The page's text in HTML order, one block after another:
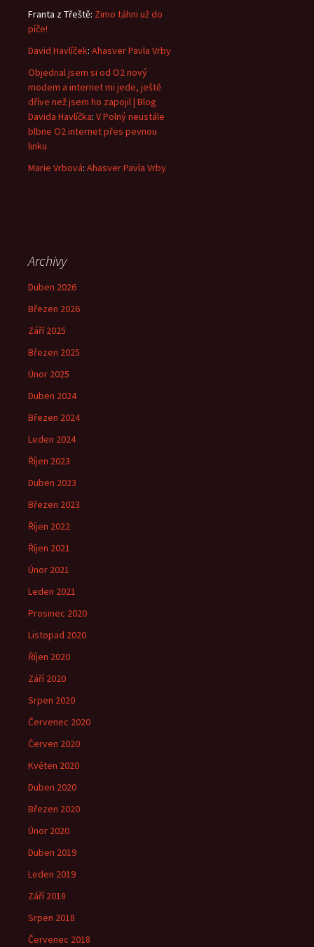
Franta z Třeště: Zimo táhni už do
píče!
David Havlíček: Ahasver Pavla Vrby
Objednal jsem si od O2 nový
modem a internet mi jede, ještě
dříve než jsem ho zapojil | Blog
Davida Havlíčka: V Polný neustále
blbne O2 internet přes pevnou
linku
Marie Vrbová: Ahasver Pavla Vrby
Archivy
Duben 2026
Březen 2026
Září 2025
Březen 2025
Únor 2025
Duben 2024
Březen 2024
Leden 2024
Říjen 2023
Duben 2023
Březen 2023
Říjen 2022
Říjen 2021
Únor 2021
Leden 2021
Prosinec 2020
Listopad 2020
Říjen 2020
Září 2020
Srpen 2020
Červenec 2020
Červen 2020
Květen 2020
Duben 2020
Březen 2020
Únor 2020
Duben 2019
Leden 2019
Září 2018
Srpen 2018
Červenec 2018